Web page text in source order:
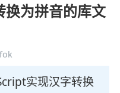
为拼音的库文
实现汉字转换